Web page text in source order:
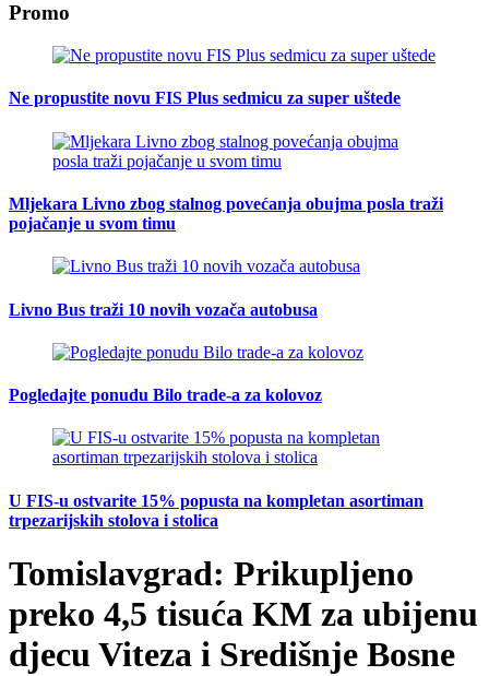
Promo
Ne propustite novu FIS Plus sedmicu za super uštede
Mljekara Livno zbog stalnog povećanja obujma posla traži
pojačanje u svom timu
Livno Bus traži 10 novih vozača autobusa
Pogledajte ponudu Bilo trade-a za kolovoz
U FIS-u ostvarite 15% popusta na kompletan asortiman
trpezarijskih stolova i stolica
Tomislavgrad: Prikupljeno
preko 4,5 tisuća KM za ubijenu
djecu Viteza i Središnje Bosne